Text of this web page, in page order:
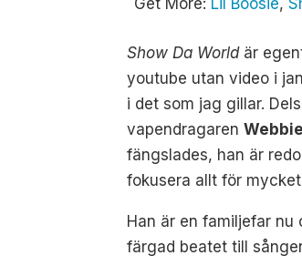
Get More: Lil Boosie,
Show Da Worldär
youtube utan video i
i det som jag gillar.
vapendragarenWebbie
fängslades, han är
fokusera allt för
Han är en familjefar
färgad beatet till